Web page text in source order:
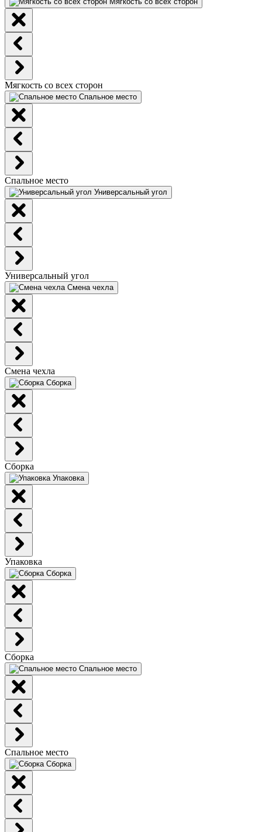
Мягкость со всех сторон
Спальное место
Спальное место
Универсальный угол
Универсальный угол
Смена чехла
Смена чехла
Сборка
Сборка
Упаковка
Упаковка
Сборка
Сборка
Спальное место
Спальное место
Сборка